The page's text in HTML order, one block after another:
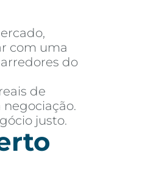
com uma
do
de
justo.